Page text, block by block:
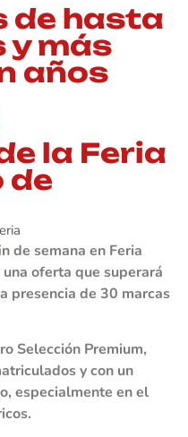
de hasta
y más
años
la Feria
de
de semana en Feria
oferta que superará
presencia de 30 marcas
Selección Premium,
y con un
especialmente en el